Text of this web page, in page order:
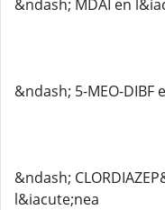
&ndash; MDAI en
&ndash; 5-MEO-DIBF
&ndash;
l&iacute;nea